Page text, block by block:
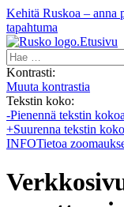
Kehitä Ruskoa – anna
tapahtuma
Etusivu
Hae:
Kontrasti:
Muuta kontrastia
Tekstin koko:
-Pienennä tekstin kokoa
+Suurenna tekstin
INFOTietoa